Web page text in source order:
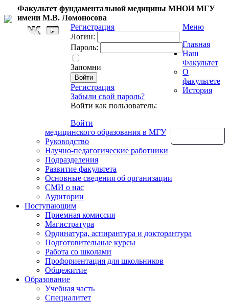
Факультет фундаментальной медицины МНОИ МГУ
имени М.В. Ломоносова
Регистрация
Логин:
Пароль:
Запомни
Регистрация
Забыли свой пароль?
Войти как пользователь:
Войти
Меню
Главная
Наш
Факультет
О
факультете
История
медицинского образования в МГУ
Руководство
Научно-педагогические работники
Подразделения
Развитие факультета
Основные сведения об организации
СМИ о нас
Аудитории
Поступающим
Приемная комиссия
Магистратура
Ординатура, аспирантура и докторантура
Подготовительные курсы
Работа со школами
Профориентация для школьников
Общежитие
Образование
Учебная часть
Специалитет